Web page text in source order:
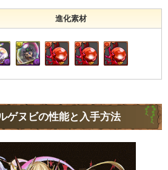
進化素材
ゲヌビの性能と入手方法